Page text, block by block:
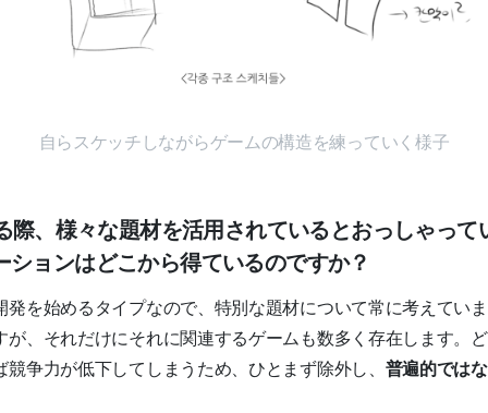
自らスケッチしながらゲームの構造を練っていく様子
際、様々な題材を活用されているとおっしゃって
ションはどこから得ているのですか？
発を始めるタイプなので、特別な題材について常に考えてい
が、それだけにそれに関連するゲームも数多く存在します。
争力が低下してしまうため、ひとまず除外し、 普遍的では